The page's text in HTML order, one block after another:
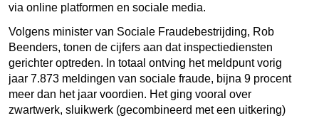
via online platformen en sociale media.
Volgens minister van Sociale Fraudebestrijding, Rob
Beenders, tonen de cijfers aan dat inspectiediensten
gerichter optreden. In totaal ontving het meldpunt vorig
jaar 7.873 meldingen van sociale fraude, bijna 9 procent
meer dan het jaar voordien. Het ging vooral over
zwartwerk, sluikwerk (gecombineerd met een uitkering)